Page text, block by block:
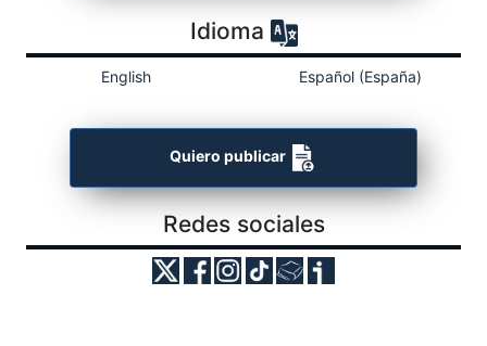
Idioma
English Español (España)
Quiero publicar
Redes sociales